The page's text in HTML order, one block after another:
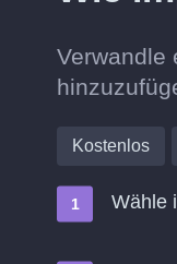
Verwandle
Kostenlos
Wähle